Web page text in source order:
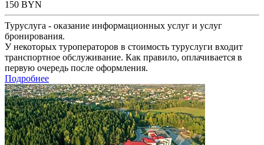
150 BYN
Туруслуга - оказание информационных услуг и услуг
бронирования.
У некоторых туроператоров в стоимость туруслуги входит
транспортное обслуживание. Как правило, оплачивается в
первую очередь после оформления.
Подробнее